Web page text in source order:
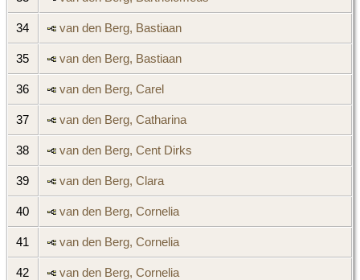
34 van den Berg, Bastiaan
35 van den Berg, Bastiaan
36 van den Berg, Carel
37 van den Berg, Catharina
38 van den Berg, Cent Dirks
39 van den Berg, Clara
40 van den Berg, Cornelia
41 van den Berg, Cornelia
42 van den Berg, Cornelia